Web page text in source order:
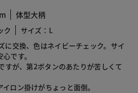
体型大柄
ク
サイズ：L
に交換、色はネイビーチェック。サイ
です。
すが、第2ボタンのあたりが苦しくて
ロン掛けがちょっと面倒。